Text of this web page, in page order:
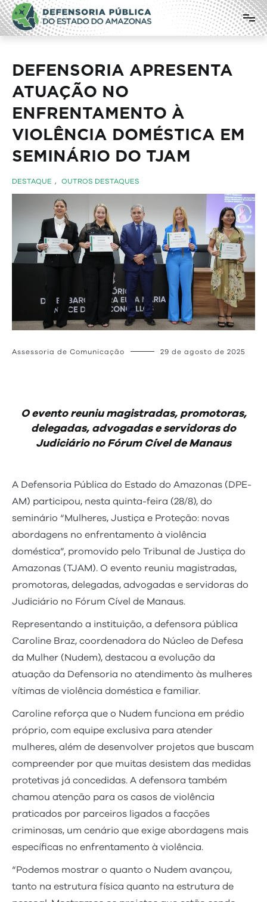
Pular
para
o
conteúdo
Defensoria Pública do Estado do
Amazonas
DEFENSORIA APRESENTA
ATUAÇÃO NO
ENFRENTAMENTO À
VIOLÊNCIA DOMÉSTICA EM
SEMINÁRIO DO TJAM
DESTAQUE , OUTROS DESTAQUES
Assessoria de Comunicação 29 de agosto de 2025
O evento reuniu magistradas, promotoras,
delegadas, advogadas e servidoras do
Judiciário no Fórum Cível de Manaus
A Defensoria Pública do Estado do Amazonas (DPE-
AM) participou, nesta quinta-feira (28/8), do
seminário “Mulheres, Justiça e Proteção: novas
abordagens no enfrentamento à violência
doméstica”, promovido pelo Tribunal de Justiça do
Amazonas (TJAM). O evento reuniu magistradas,
promotoras, delegadas, advogadas e servidoras do
Judiciário no Fórum Cível de Manaus.
Representando a instituição, a defensora pública
Caroline Braz, coordenadora do Núcleo de Defesa
da Mulher (Nudem), destacou a evolução da
atuação da Defensoria no atendimento às mulheres
vítimas de violência doméstica e familiar.
Caroline reforça que o Nudem funciona em prédio
próprio, com equipe exclusiva para atender
mulheres, além de desenvolver projetos que buscam
compreender por que muitas desistem das medidas
protetivas já concedidas. A defensora também
chamou atenção para os casos de violência
praticados por parceiros ligados a facções
criminosas, um cenário que exige abordagens mais
específicas no enfrentamento à violência.
“Podemos mostrar o quanto o Nudem avançou,
tanto na estrutura física quanto na estrutura de